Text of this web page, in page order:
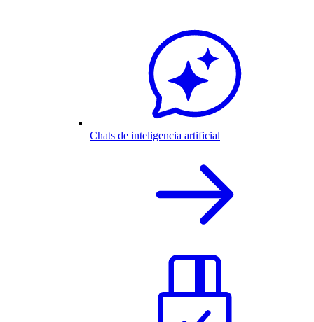
Chats de inteligencia artificial